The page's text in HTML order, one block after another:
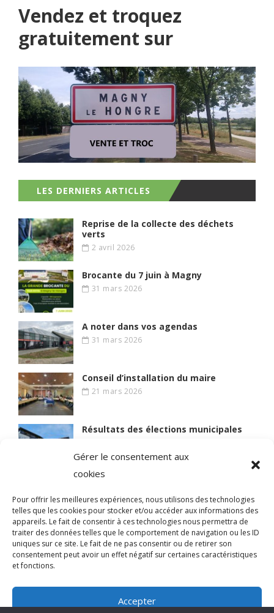
Gérer le consentement aux
cookies
Pour offrir les meilleures expériences, nous utilisons des technologies
telles que les cookies pour stocker et/ou accéder aux informations des
appareils. Le fait de consentir à ces technologies nous permettra de
traiter des données telles que le comportement de navigation ou les ID
uniques sur ce site. Le fait de ne pas consentir ou de retirer son
consentement peut avoir un effet négatif sur certaines caractéristiques
et fonctions.
Accepter
Vendez et troquez
gratuitement sur
LES DERNIERS ARTICLES
Reprise de la collecte des déchets
verts
2 avril 2026
Brocante du 7 juin à Magny
31 mars 2026
A noter dans vos agendas
31 mars 2026
Conseil d’installation du maire
21 mars 2026
Résultats des élections municipales
© 2021 BIEN VIVRE A MAGNY